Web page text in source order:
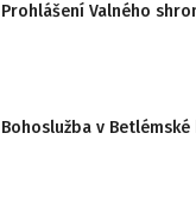
Prohlášení Valného
Bohoslužba v